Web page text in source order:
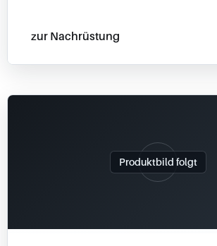
zur Nachrüstung
Produktbild folgt